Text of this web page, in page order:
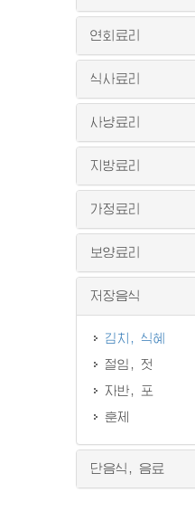
연회료리
식사료리
사냥료리
지방료리
가정료리
보양료리
저장음식
김치, 식혜
절임, 젓
자반, 포
훈제
단음식, 음료